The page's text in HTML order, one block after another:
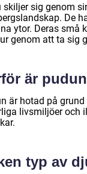
skiljer sig genom
De
ytor. Deras små
genom att ta sig
är
är hotad på
livsmiljöer och
typ av